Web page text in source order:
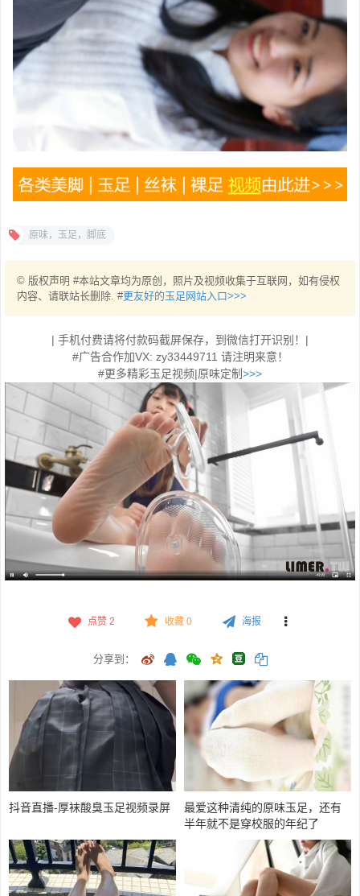
原味，玉足，脚底
© 版权声明 #本站文章均为原创，照片及视频收集于互联网，如有侵权
内容、请联站长删除. #更友好的玉足网站入口>>>
| 手机付费请将付款码截屏保存，到微信打开识别！|
#广告合作加VX: zy33449711 请注明来意！
#更多精彩玉足视频|原味定制>>>
点赞 2 收藏 0 海报
分享到：
抖音直播-厚袜酸臭玉足视频录屏
最爱这种清纯的原味玉足，还有
半年就不是穿校服的年纪了